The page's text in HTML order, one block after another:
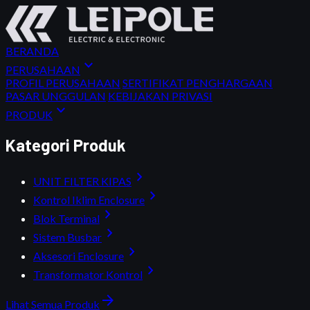
BERANDA
PERUSAHAAN expand_more
PROFIL PERUSAHAAN SERTIFIKAT PENGHARGAAN
PASAR UNGGULAN KEBIJAKAN PRIVASI
PRODUK expand_more
Kategori Produk
UNIT FILTER KIPAS chevron_right
Kontrol Iklim Enclosure chevron_right
Blok Terminal chevron_right
Sistem Busbar chevron_right
Aksesori Enclosure chevron_right
Transformator Kontrol chevron_right
Lihat Semua Produk arrow_forward